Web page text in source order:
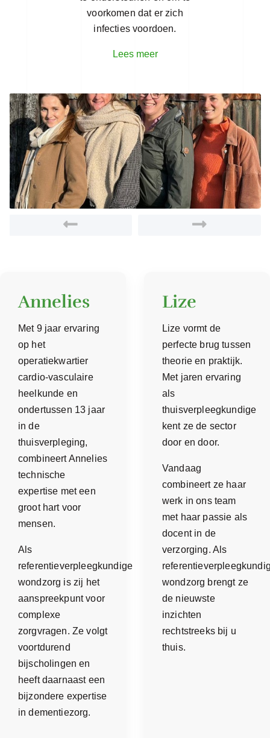
voorkomen dat er zich
infecties voordoen.
Lees meer
Annelies
Met 9 jaar ervaring
op het
operatiekwartier
cardio-vasculaire
heelkunde en
ondertussen 13 jaar
in de
thuisverpleging,
combineert Annelies
technische
expertise met een
groot hart voor
mensen.
Als
referentieverpleegkundige
wondzorg is zij het
aanspreekpunt voor
complexe
zorgvragen. Ze volgt
voortdurend
bijscholingen en
heeft daarnaast een
bijzondere expertise
in dementiezorg.
Lize
Lize vormt de
perfecte brug tussen
theorie en praktijk.
Met jaren ervaring
als
thuisverpleegkundige
kent ze de sector
door en door.
Vandaag
combineert ze haar
werk in ons team
met haar passie als
docent in de
verzorging. Als
wondzorg brengt ze
de nieuwste
inzichten
rechtstreeks bij u
thuis.